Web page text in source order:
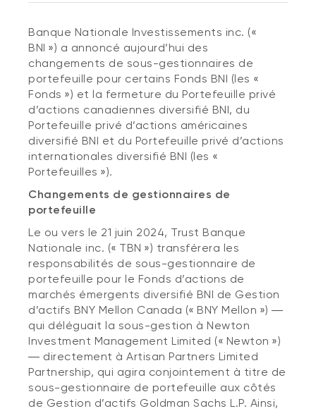
Banque Nationale Investissements inc. («
BNI ») a annoncé aujourd’hui des
changements de sous-gestionnaires de
portefeuille pour certains Fonds BNI (les «
Fonds ») et la fermeture du Portefeuille privé
d’actions canadiennes diversifié BNI, du
Portefeuille privé d’actions américaines
diversifié BNI et du Portefeuille privé d’actions
internationales diversifié BNI (les «
Portefeuilles »).
Changements de gestionnaires de
portefeuille
Le ou vers le 21 juin 2024, Trust Banque
Nationale inc. (« TBN ») transférera les
responsabilités de sous-gestionnaire de
portefeuille pour le Fonds d’actions de
marchés émergents diversifié BNI de Gestion
d’actifs BNY Mellon Canada (« BNY Mellon ») ―
qui déléguait la sous-gestion à Newton
Investment Management Limited (« Newton »)
― directement à Artisan Partners Limited
Partnership, qui agira conjointement à titre de
sous-gestionnaire de portefeuille aux côtés
de Gestion d’actifs Goldman Sachs L.P. Ainsi,